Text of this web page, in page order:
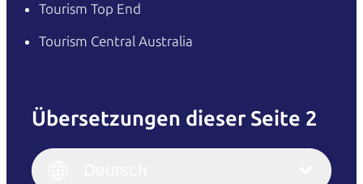
Tourism Top End
Tourism Central Australia
Übersetzungen dieser Seite 2
Italiano